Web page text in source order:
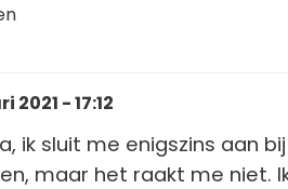
2021 - 17:12
ik sluit me enigszins aan
maar het raakt me niet.